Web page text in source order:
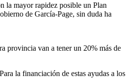
la mayor rapidez posible un Plan
de García-Page, sin duda ha
provincia van a tener un 20% más de
la financiación de estas ayudas a los